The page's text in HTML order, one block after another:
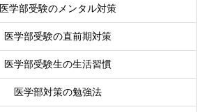
医学部受験のメンタル対策
医学部受験の直前期対策
医学部受験生の生活習慣
医学部対策の勉強法